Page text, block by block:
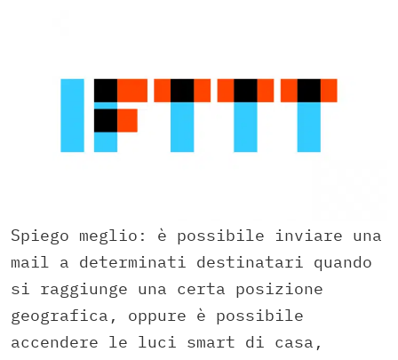
Spiego meglio: è possibile inviare una
mail a determinati destinatari quando
si raggiunge una certa posizione
geografica, oppure è possibile
accendere le luci smart di casa,